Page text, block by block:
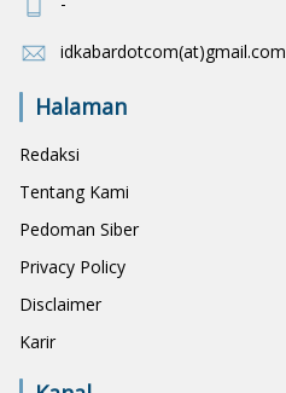
idkabardotcom(at)gmail.com
Halaman
Redaksi
Tentang Kami
Pedoman Siber
Privacy Policy
Disclaimer
Karir